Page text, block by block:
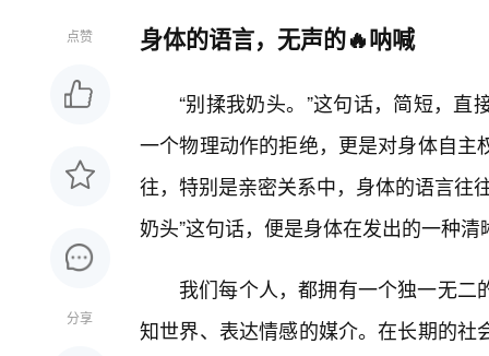
点赞
分享
身体的语言，无声的🔥呐喊
“别揉我奶头。”这句话，简短，
一个物理动作的拒绝，更是对身体自
往，特别是亲密关系中，身体的语言往
奶头”这句话，便是身体在发出的一种
我们每个人，都拥有一个独一无
知世界、表达情感的媒介。在长期的